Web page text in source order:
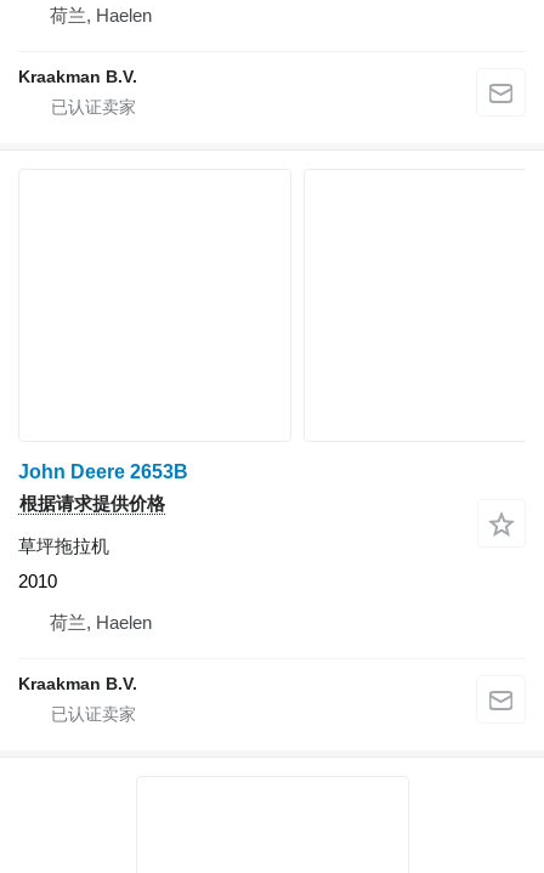
荷兰, Haelen
Kraakman B.V.
John Deere 2653B
根据请求提供价格
草坪拖拉机
2010
荷兰, Haelen
Kraakman B.V.